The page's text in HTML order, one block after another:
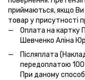
приймаються, якщо Ви
товар у присутності
Оплата на картку
Шевченко Аліна
Післяплата
передоплатою 100
При даному